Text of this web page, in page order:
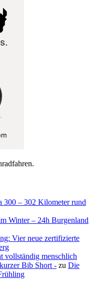
300 – 302 Kilometer rund
Winter – 24h Burgenland
Vier neue zertifizierte
vollständig menschlich
Bib Short - zu Die